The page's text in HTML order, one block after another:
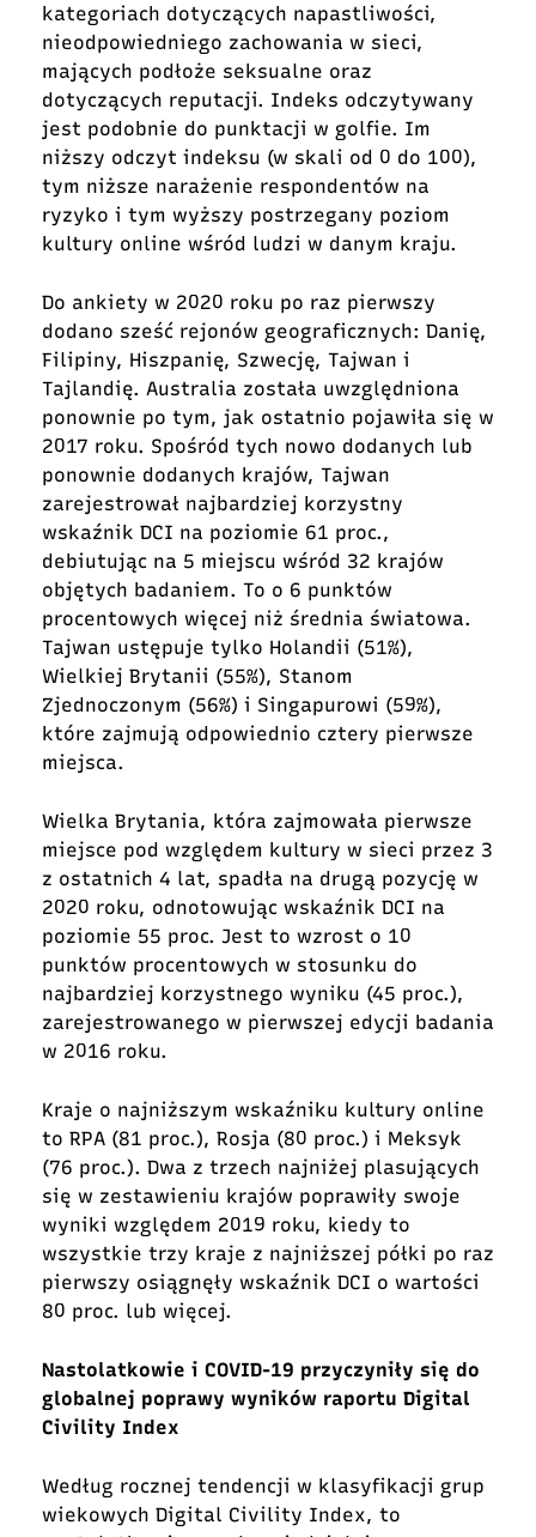
kategoriach dotyczących napastliwości,
nieodpowiedniego zachowania w sieci,
mających podłoże seksualne oraz
dotyczących reputacji. Indeks odczytywany
jest podobnie do punktacji w golfie. Im
niższy odczyt indeksu (w skali od 0 do 100),
tym niższe narażenie respondentów na
ryzyko i tym wyższy postrzegany poziom
kultury online wśród ludzi w danym kraju.
Do ankiety w 2020 roku po raz pierwszy
dodano sześć rejonów geograficznych: Danię,
Filipiny, Hiszpanię, Szwecję, Tajwan i
Tajlandię. Australia została uwzględniona
ponownie po tym, jak ostatnio pojawiła się w
2017 roku. Spośród tych nowo dodanych lub
ponownie dodanych krajów, Tajwan
zarejestrował najbardziej korzystny
wskaźnik DCI na poziomie 61 proc.,
debiutując na 5 miejscu wśród 32 krajów
objętych badaniem. To o 6 punktów
procentowych więcej niż średnia światowa.
Tajwan ustępuje tylko Holandii (51%),
Wielkiej Brytanii (55%), Stanom
Zjednoczonym (56%) i Singapurowi (59%),
które zajmują odpowiednio cztery pierwsze
miejsca.
Wielka Brytania, która zajmowała pierwsze
miejsce pod względem kultury w sieci przez 3
z ostatnich 4 lat, spadła na drugą pozycję w
2020 roku, odnotowując wskaźnik DCI na
poziomie 55 proc. Jest to wzrost o 10
punktów procentowych w stosunku do
najbardziej korzystnego wyniku (45 proc.),
zarejestrowanego w pierwszej edycji badania
w 2016 roku.
Kraje o najniższym wskaźniku kultury online
to RPA (81 proc.), Rosja (80 proc.) i Meksyk
(76 proc.). Dwa z trzech najniżej plasujących
się w zestawieniu krajów poprawiły swoje
wyniki względem 2019 roku, kiedy to
wszystkie trzy kraje z najniższej półki po raz
pierwszy osiągnęły wskaźnik DCI o wartości
80 proc. lub więcej.
Nastolatkowie i COVID-19 przyczyniły się do
globalnej poprawy wyników raportu Digital
Civility Index
Według rocznej tendencji w klasyfikacji grup
wiekowych Digital Civility Index, to